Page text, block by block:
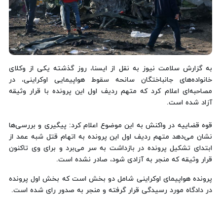
به گزارش سلامت نیوز به نقل از ایسنا، روز گذشته یکی از وکلای
خانواده‌های جانباختگان سانحه سقوط هواپیمایی اوکراینی، در
مصاحبه‌ای اعلام کرد که متهم ردیف اول این پرونده با قرار وثیقه
آزاد شده است.
قوه قضاییه در واکنش به این موضوع اعلام کرد: پیگیری‌ و بررسی‌ها
نشان می‌دهد متهم ردیف اول این پرونده به اتهام قتل شبه عمد از
ابتدای تشکیل پرونده در بازداشت به سر می‌برد و برای وی تاکنون
قرار وثیقه که منجر به آزادی شود، صادر نشده است.
پرونده هواپیمای اوکراینی شامل دو بخش است که بخش اول پرونده
در دادگاه مورد رسیدگی قرار گرفته و منجر به صدور رای شده است.